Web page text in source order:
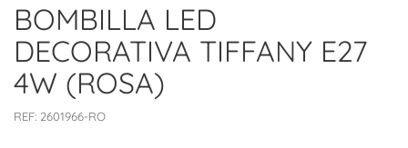
BOMBILLA LED
DECORATIVA TIFFANY E27
4W (ROSA)
REF: 2601966-RO